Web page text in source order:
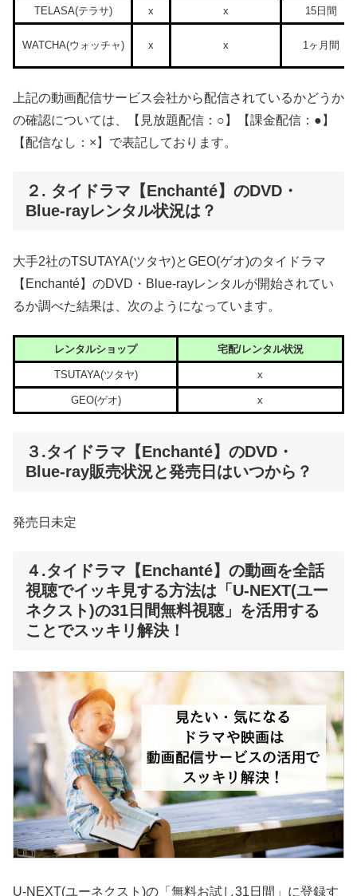
TELASA(テラサ) x x 15日間
WATCHA(ウォッチャ) x x 1ヶ月間
上記の動画配信サービス会社から配信されているかどうか
の確認については、【見放題配信：○】【課金配信：●】
【配信なし：×】で表記しております。
２. タイドラマ【Enchanté】のDVD・
Blue-rayレンタル状況は？
大手2社のTSUTAYA(ツタヤ)とGEO(ゲオ)のタイドラマ
【Enchanté】のDVD・Blue-rayレンタルが開始されてい
るか調べた結果は、次のようになっています。
レンタルショップ 宅配/レンタル状況
TSUTAYA(ツタヤ) x
GEO(ゲオ) x
３.タイドラマ【Enchanté】のDVD・
Blue-ray販売状況と発売日はいつから？
発売日未定
４.タイドラマ【Enchanté】の動画を全話
視聴でイッキ見する方法は「U-NEXT(ユー
ネクスト)の31日間無料視聴」を活用する
ことでスッキリ解決！
U-NEXT(ユーネクスト)の「無料お試し31日間」に登録す